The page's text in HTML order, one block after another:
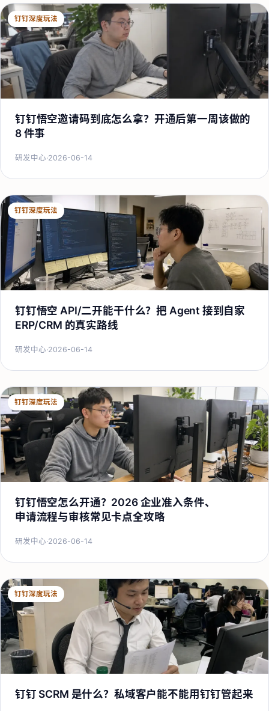
钉钉深度玩法
钉钉悟空邀请码到底怎么拿？开通后第一周该做的
8 件事
研发中心·2026-06-14
钉钉深度玩法
钉钉悟空 API/二开能干什么？把 Agent 接到自家
ERP/CRM 的真实路线
研发中心·2026-06-14
钉钉深度玩法
钉钉悟空怎么开通？2026 企业准入条件、
申请流程与审核常见卡点全攻略
研发中心·2026-06-14
钉钉深度玩法
钉钉 SCRM 是什么？私域客户能不能用钉钉管起来